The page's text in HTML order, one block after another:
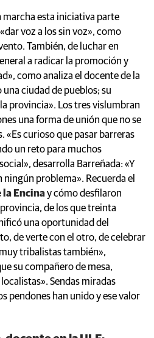
marcha esta iniciativa parte
voz a los sin voz», como
También, de luchar en
a radicar la promoción y
como analiza el docente de la
una ciudad de pueblos; su
provincia». Los tres vislumbran
una forma de unión que no se
«Es curioso que pasar barreras
un reto para muchos
desarrolla Barreñada: «Y
ningún problema». Recuerda el
la Encinay cómo desfilaron
de los que treinta
una oportunidad del
de verte con el otro, de celebrar
tribalistas también»,
su compañero de mesa,
Sendas miradas
pendones han unido y ese valor